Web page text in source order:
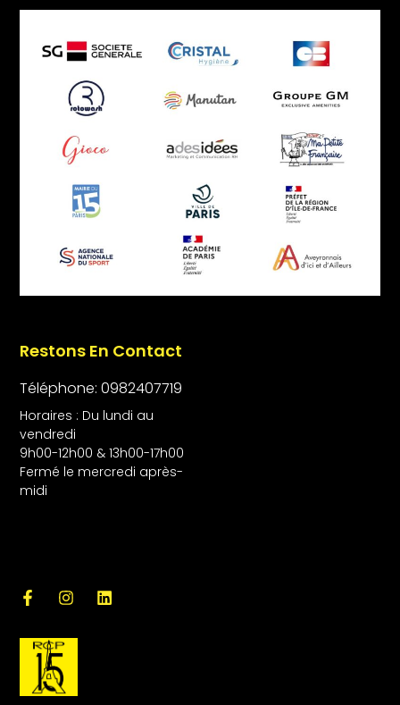
Restons En Contact
Téléphone: 0982407719
Horaires : Du lundi au
vendredi
9h00-12h00 & 13h00-17h00
Fermé le mercredi après-
midi